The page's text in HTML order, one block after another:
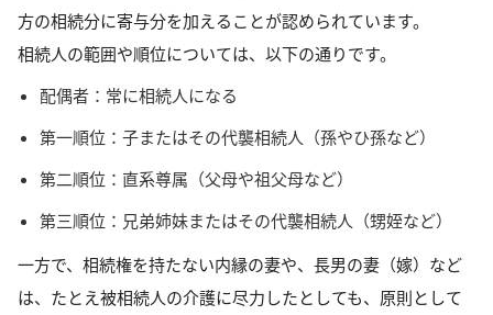
方の相続分に寄与分を加えることが認められています。
相続人の範囲や順位については、以下の通りです。
配偶者：常に相続人になる
第一順位：子またはその代襲相続人（孫やひ孫など）
第二順位：直系尊属（父母や祖父母など）
第三順位：兄弟姉妹またはその代襲相続人（甥姪など）
一方で、相続権を持たない内縁の妻や、長男の妻（嫁）など
は、たとえ被相続人の介護に尽力したとしても、原則として